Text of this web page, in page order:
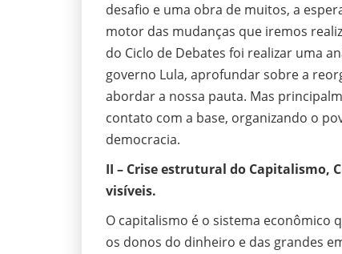
desafio e uma obra de muitos, a
motor das mudanças que iremos
do Ciclo de Debates foi realizar uma
governo Lula, aprofundar sobre a
abordar a nossa pauta. Mas
contato com a base, organizando o
democracia.
II – Crise estrutural do Capitalismo,
visíveis.
O capitalismo é o sistema econômico
os donos do dinheiro e das grandes